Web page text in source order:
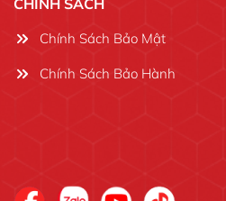
Chính Sách Bảo Mật
Chính Sách Bảo Hành